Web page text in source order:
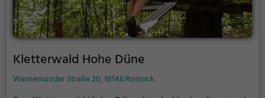
Kletterwald Hohe Düne
Warnemünder Straße 20, 18146 Rostock